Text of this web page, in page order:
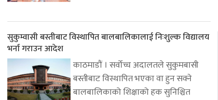
सुकुम्वासी बस्तीबाट विस्थापित बालबालिकालाई निःशुल्क विद्यालय
भर्ना गराउन आदेश
काठमाडौं । सर्वोच्च अदालतले सुकुमबासी
बस्तीबाट विस्थापित भएका वा हुन सक्ने
बालबालिकाको शिक्षाको हक सुनिश्चित